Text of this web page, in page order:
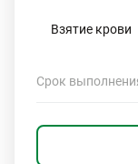
Взятие крови
Срок